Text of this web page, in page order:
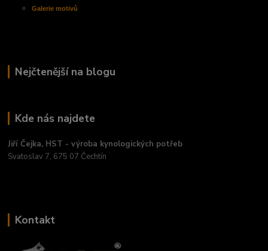
Galerie motivů
Nejčtenější na blogu
Kde nás najdete
Jiří Čejka, HST - výroba kynologických potřeb
Svatoslav 7, 675 07 Čechtín
Kontakt